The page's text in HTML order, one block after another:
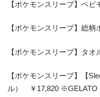
【ポケモンスリープ】ベ
【ポケモンスリープ】総
【ポケモンスリープ】タ
【ポケモンスリープ】【
ル） ￥17,820 ※GELATO